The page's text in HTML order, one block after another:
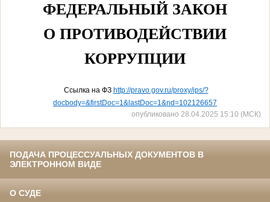
ФЕДЕРАЛЬНЫЙ ЗАКОН
О ПРОТИВОДЕЙСТВИИ
КОРРУПЦИИ
Ссылка на ФЗ http://pravo.gov.ru/proxy/ips/?
docbody=&firstDoc=1&lastDoc=1&nd=102126657
опубликовано 28.04.2025 15:10 (МСК)
ПОДАЧА ПРОЦЕССУАЛЬНЫХ ДОКУМЕНТОВ В
ЭЛЕКТРОННОМ ВИДЕ
О СУДЕ